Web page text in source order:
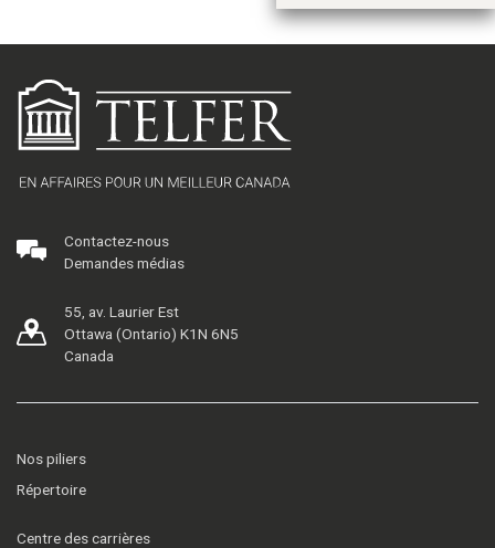
Contactez-nous
Demandes médias
55, av. Laurier Est
Ottawa (Ontario) K1N 6N5
Canada
Nos piliers
Répertoire
Centre des carrières